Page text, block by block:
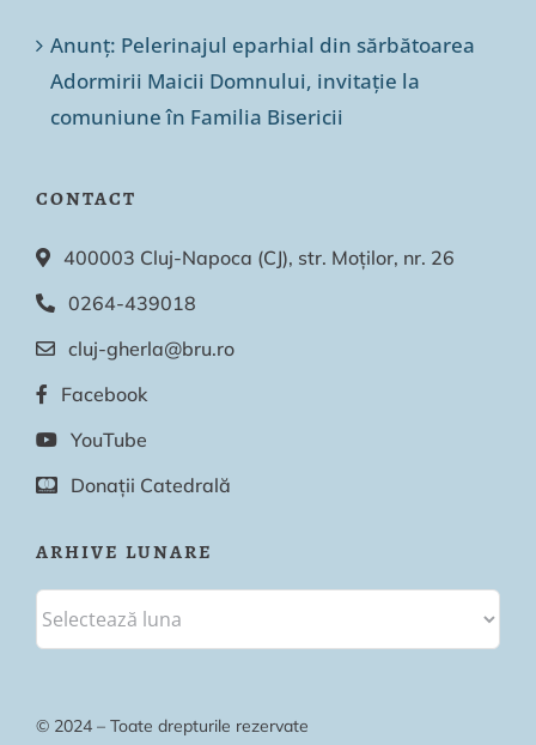
Anunț: Pelerinajul eparhial din sărbătoarea
Adormirii Maicii Domnului, invitație la
comuniune în Familia Bisericii
CONTACT
400003 Cluj-Napoca (CJ), str. Moților, nr. 26
0264-439018
cluj-gherla@bru.ro
Facebook
YouTube
Donații Catedrală
ARHIVE LUNARE
© 2024 – Toate drepturile rezervate